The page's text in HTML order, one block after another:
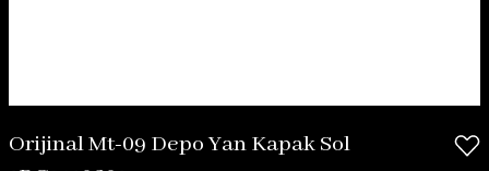
Orijinal Mt-09 Depo Yan Kapak Sol